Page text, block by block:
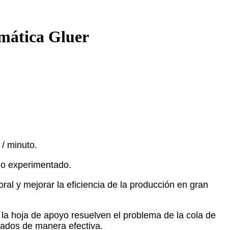
Gluer
minuto.
experimentado.
y mejorar la eficiencia de la producción en gran
hoja de apoyo resuelven el problema de la cola de
de manera efectiva.